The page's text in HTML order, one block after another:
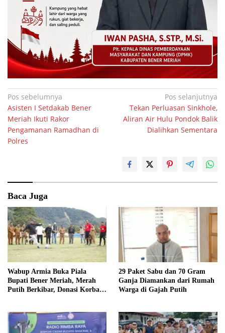
Navigasi
pos
Pos sebelumnya
Asisten I Setdakab Bener
Meriah Ikuti Rakor
Pengamanan Ramadhan di
Polres
Pos selanjutnya
Tekan Perluasan Sinkhole,
Aliran Air Hulu Pondok Balik
Dialihkan Sementara
Baca Juga
Wabup Armia Buka Piala
Bupati Bener Meriah, Merah
Putih Berkibar, Donasi Korban
29 Paket Sabu dan 70 Gram
Ganja Diamankan dari Rumah
Warga di Gajah Putih